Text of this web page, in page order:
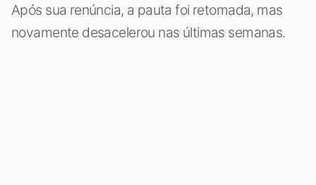
Após sua renúncia, a pauta foi retomada, mas
novamente desacelerou nas últimas semanas.